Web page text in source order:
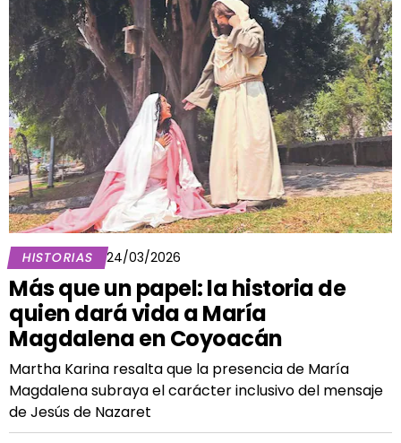
HISTORIAS 24/03/2026
Más que un papel: la historia de
quien dará vida a María
Magdalena en Coyoacán
Martha Karina resalta que la presencia de María
Magdalena subraya el carácter inclusivo del mensaje
de Jesús de Nazaret